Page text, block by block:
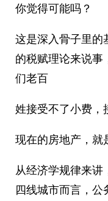
你觉得可能吗？
这是深入骨子里的
的税赋理论来说
们老百
姓接受不了小费，
现在的房地产，就
从经济学规律来讲
四线城市而言，